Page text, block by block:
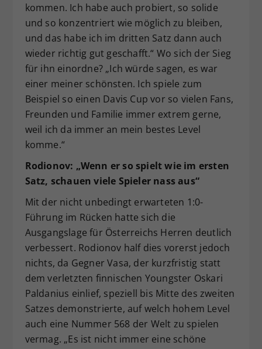
kommen. Ich habe auch probiert, so solide
und so konzentriert wie möglich zu bleiben,
und das habe ich im dritten Satz dann auch
wieder richtig gut geschafft.“ Wo sich der Sieg
für ihn einordne? „Ich würde sagen, es war
einer meiner schönsten. Ich spiele zum
Beispiel so einen Davis Cup vor so vielen Fans,
Freunden und Familie immer extrem gerne,
weil ich da immer an mein bestes Level
komme.“
Rodionov: „Wenn er so spielt wie im ersten
Satz, schauen viele Spieler nass aus“
Mit der nicht unbedingt erwarteten 1:0-
Führung im Rücken hatte sich die
Ausgangslage für Österreichs Herren deutlich
verbessert. Rodionov half dies vorerst jedoch
nichts, da Gegner Vasa, der kurzfristig statt
dem verletzten finnischen Youngster Oskari
Paldanius einlief, speziell bis Mitte des zweiten
Satzes demonstrierte, auf welch hohem Level
auch eine Nummer 568 der Welt zu spielen
vermag. „Es ist nicht immer eine schöne